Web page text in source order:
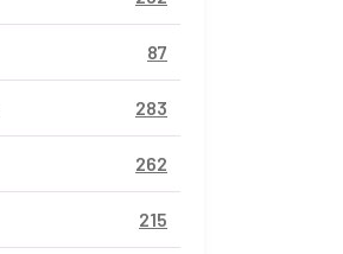
87
283
262
215